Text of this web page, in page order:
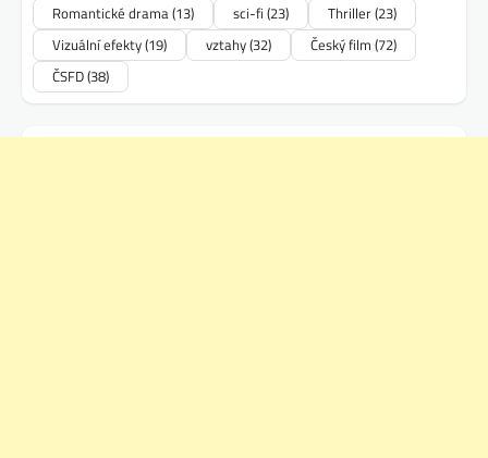
Romantické drama(13) sci-fi (23) Thriller(23)
Vizuální efekty(19) vztahy(32) Český film (72)
ČSFD(38)